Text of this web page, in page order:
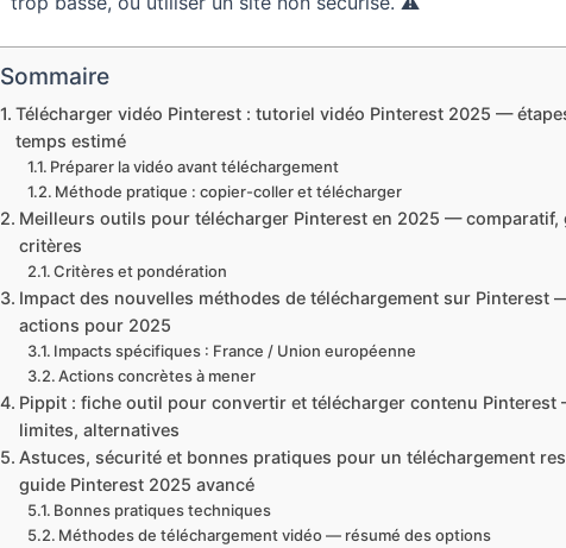
Sommaire
Télécharger vidéo Pinterest : tutoriel vidéo Pinterest 2025 —
temps estimé
Préparer la vidéo avant téléchargement
Méthode pratique : copier-coller et télécharger
Meilleurs outils pour télécharger Pinterest en 2025 — comparatif,
critères
Critères et pondération
Impact des nouvelles méthodes de téléchargement sur Pinterest
actions pour 2025
Impacts spécifiques : France / Union européenne
Actions concrètes à mener
Pippit : fiche outil pour convertir et télécharger contenu Pinterest
limites, alternatives
Astuces, sécurité et bonnes pratiques pour un téléchargement
guide Pinterest 2025 avancé
Bonnes pratiques techniques
Méthodes de téléchargement vidéo — résumé des options